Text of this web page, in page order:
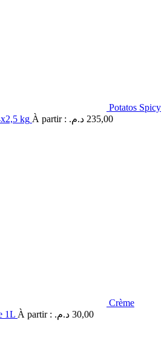
Potatos Spicy
kg À partir : 235,00 د.م.
Crème
1L À partir : 30,00 د.م.